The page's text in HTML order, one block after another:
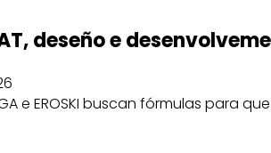
deseño e
e EROSKI buscan fórmulas